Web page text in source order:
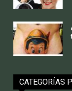
CATEGORÍAS